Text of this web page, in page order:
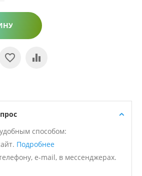
способом:
Подробнее
e-mail, в мессенджерах.